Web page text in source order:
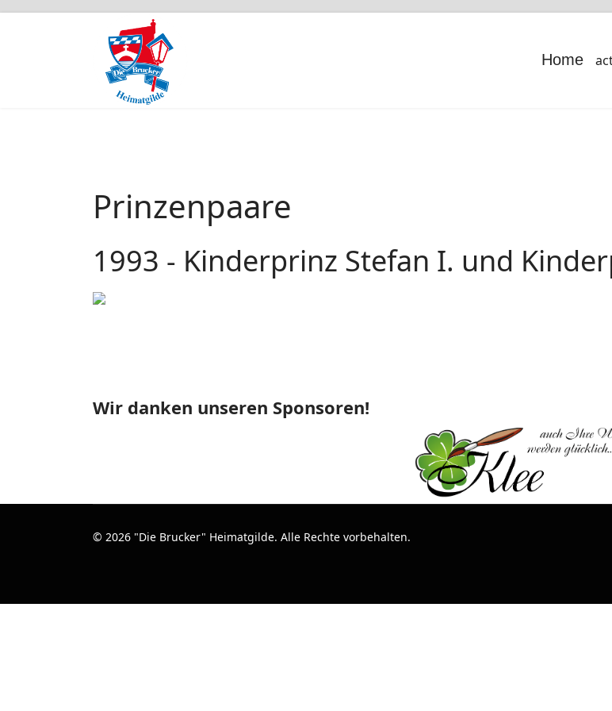
Home
Prinzenpaare
1993 - Kinderprinz Stefan I. und
Wir danken unseren Sponsoren!
© 2026 "Die Brucker" Heimatgilde. Alle Rechte vorbehalten.